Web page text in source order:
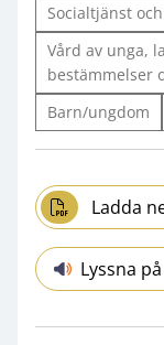
Socialtjänst och
Vård av unga,
bestämmelser
Barn/ungdom
Ladda
Lyssna